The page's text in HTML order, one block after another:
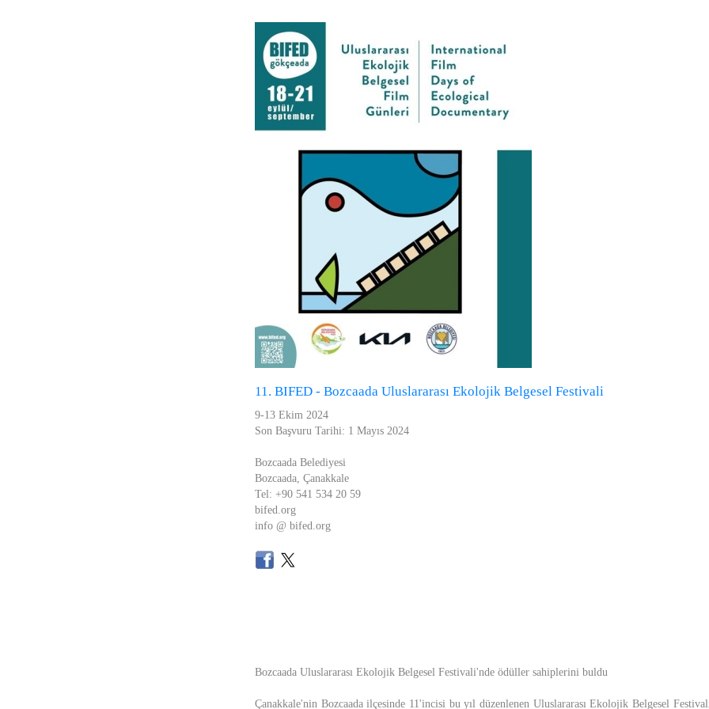
11. BIFED - Bozcaada Uluslararası Ekolojik Belgesel Festivali
9-13 Ekim 2024
Son Başvuru Tarihi: 1 Mayıs 2024
Bozcaada Belediyesi
Bozcaada, Çanakkale
Tel: +90 541 534 20 59
bifed.org
info @ bifed.org
Bozcaada Uluslararası Ekolojik Belgesel Festivali'nde ödüller sahiplerini buldu
Çanakkale'nin Bozcaada ilçesinde 11'incisi bu yıl düzenlenen Uluslararası Ekolojik Belgesel